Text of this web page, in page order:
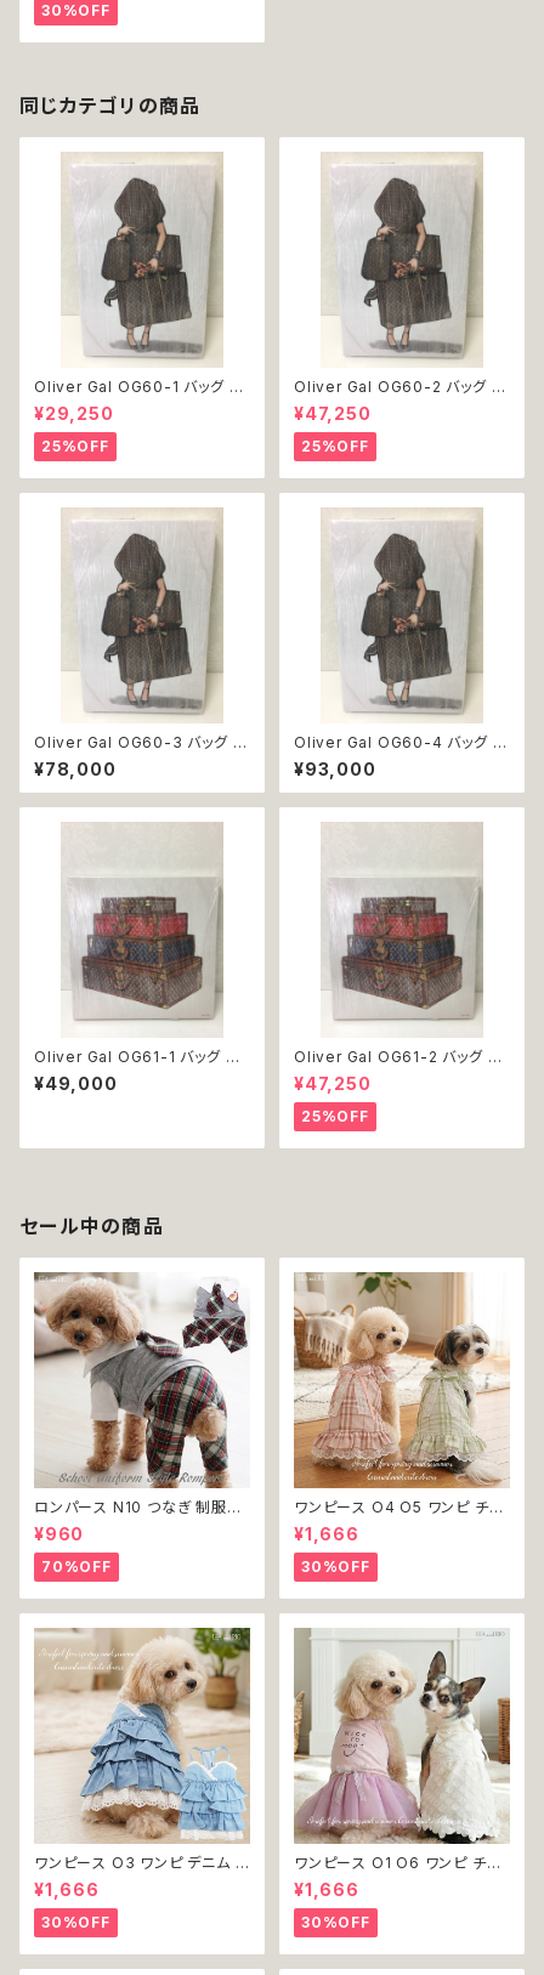
ント 結婚 新築 開店 周年 バー
スデイ 誕生日 ご褒美
30%OFF
同じカテゴリの商品
Oliver Gal OG60-1 バッグ 絵
アート インテリア お祝い 贈り物
プレゼント 結婚 新築 開店 周年
バースデイ 誕生日 ご褒美
¥29,250
25%OFF
Oliver Gal OG60-2 バッグ 絵
アート インテリア お祝い 贈り物
プレゼント 結婚 新築 開店 周年
バースデイ 誕生日 ご褒美
¥47,250
25%OFF
Oliver Gal OG60-3 バッグ 絵
アート インテリア お祝い 贈り物
プレゼント 結婚 新築 開店 周年
バースデイ 誕生日 ご褒美
¥78,000
Oliver Gal OG60-4 バッグ 絵
アート インテリア お祝い 贈り物
プレゼント 結婚 新築 開店 周年
バースデイ 誕生日 ご褒美
¥93,000
Oliver Gal OG61-1 バッグ ト
ランク 絵 アート インテリア お
祝い 贈り物 プレゼント 結婚 新
¥49,000
Oliver Gal OG61-2 バッグ ト
ランク 絵 アート インテリア お
祝い 贈り物 プレゼント 結婚 新
築 開店 周年 バースデイ 誕生日
ご褒美
¥47,250
25%OFF
セール中の商品
ロンパース N10 つなぎ 制服風
チェック柄 グレー 灰色 コスチュ
ーム コスプレ ドッグウェア dog
犬 猫 ペット 服 犬服 洋服 オシ
ャレ かわいい 小型犬 返品交換
不可
¥960
70%OFF
ワンピース O4 O5 ワンピ チェ
ック プリーツ レース 女の子 犬
犬服 小型 猫 服 洋服 ペット do
g ドッグウェア おしゃれ かわい
い 返品交換不可
¥1,666
30%OFF
ワンピース O3 ワンピ デニム プ
リーツ レース 女の子 犬 犬服
小型 猫 服 洋服 ペット dog ド
ッグウェア おしゃれ かわいい 返
品交換不可
¥1,666
30%OFF
ワンピース O1 O6 ワンピ チュ
ール レース 花 フラワー 女の子
犬 犬服 小型 猫 服 洋服 ペット
dog ドッグウェア おしゃれ かわ
いい 返品交換不可
¥1,666
30%OFF